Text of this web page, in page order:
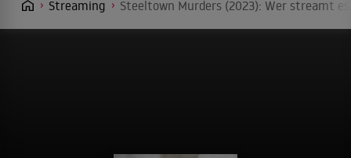
Streaming Steeltown Murders (2023): Wer streamt